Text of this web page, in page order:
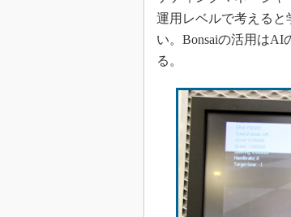
運用レベルで考える
い。Bonsaiの活用は
る。